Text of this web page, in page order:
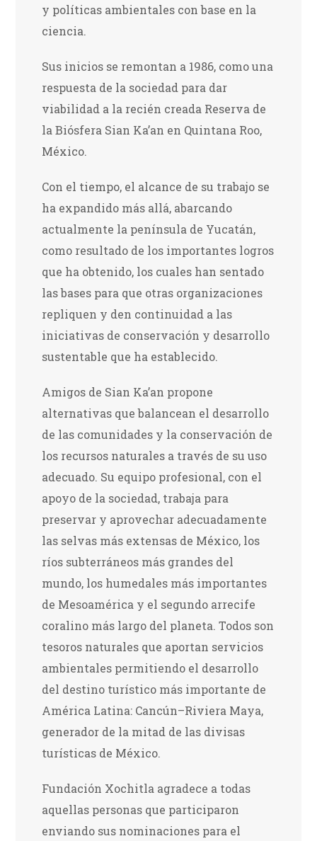
y políticas ambientales con base en la
ciencia.
Sus inicios se remontan a 1986, como una
respuesta de la sociedad para dar
viabilidad a la recién creada Reserva de
la Biósfera Sian Ka’an en Quintana Roo,
México.
Con el tiempo, el alcance de su trabajo se
ha expandido más allá, abarcando
actualmente la península de Yucatán,
como resultado de los importantes logros
que ha obtenido, los cuales han sentado
las bases para que otras organizaciones
repliquen y den continuidad a las
iniciativas de conservación y desarrollo
sustentable que ha establecido.
Amigos de Sian Ka’an propone
alternativas que balancean el desarrollo
de las comunidades y la conservación de
los recursos naturales a través de su uso
adecuado. Su equipo profesional, con el
apoyo de la sociedad, trabaja para
preservar y aprovechar adecuadamente
las selvas más extensas de México, los
ríos subterráneos más grandes del
mundo, los humedales más importantes
de Mesoamérica y el segundo arrecife
coralino más largo del planeta. Todos son
tesoros naturales que aportan servicios
ambientales permitiendo el desarrollo
del destino turístico más importante de
América Latina: Cancún–Riviera Maya,
generador de la mitad de las divisas
turísticas de México.
Fundación Xochitla agradece a todas
aquellas personas que participaron
enviando sus nominaciones para el